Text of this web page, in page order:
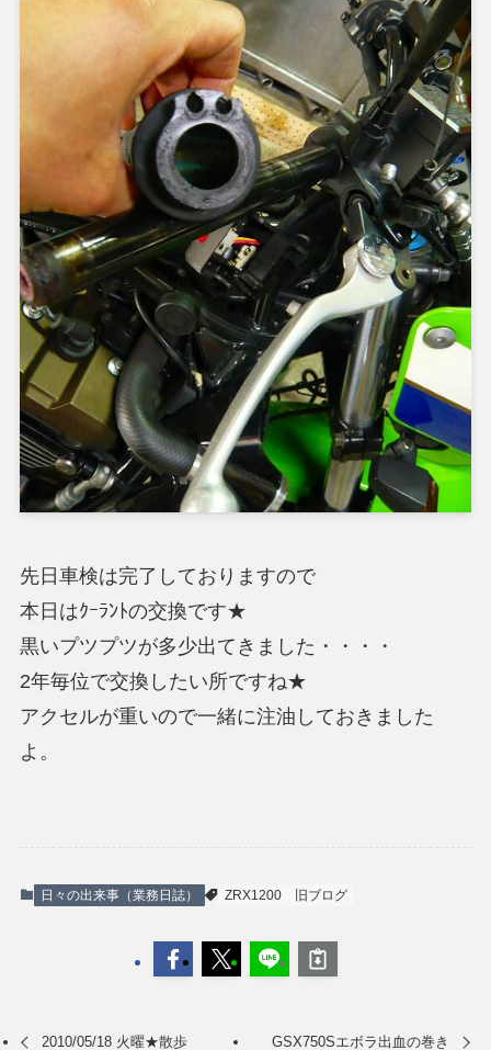
先日車検は完了しておりますので
本日はｸｰﾗﾝﾄの交換です★
黒いプツプツが多少出てきました・・・・
2年毎位で交換したい所ですね★
アクセルが重いので一緒に注油しておきました
よ。
日々の出来事（業務日誌） ZRX1200 旧ブログ
2010/05/18 火曜★散歩 GSX750Sエボラ出血の巻き